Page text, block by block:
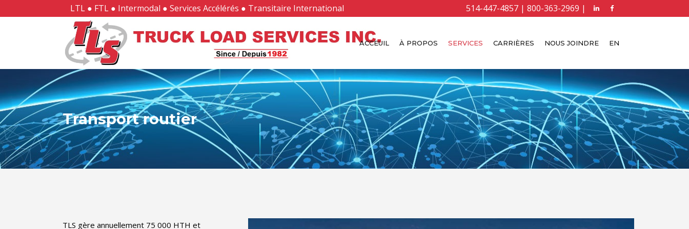
LTL ● FTL ● Intermodal ● Services Accélérés ● Transitaire International 514-447-4857 | 800-363-2969 |
ACCEUIL À PROPOS SERVICES CARRIÈRES NOUS JOINDRE EN
Transport routier
TLS gère annuellement 75 000 HTH et